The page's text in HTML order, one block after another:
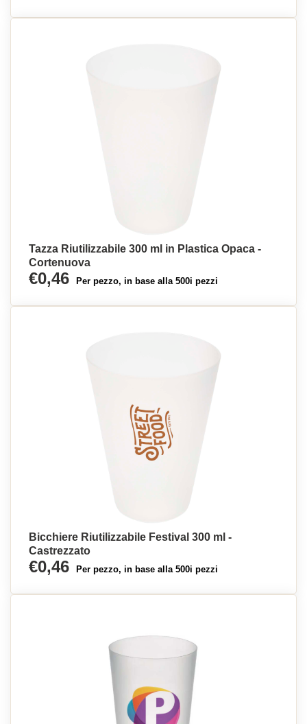
Tazza Riutilizzabile 300 ml in Plastica Opaca -
Cortenuova
€0,46 Per pezzo, in base alla 500i pezzi
Bicchiere Riutilizzabile Festival 300 ml -
Castrezzato
€0,46 Per pezzo, in base alla 500i pezzi